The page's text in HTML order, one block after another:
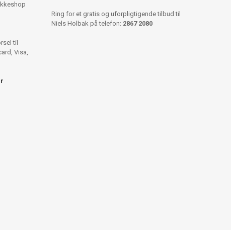
til
Visa,
Ring for et gratis og uforpligtigende tilbud til
Niels Holbak på telefon: 2867 2080